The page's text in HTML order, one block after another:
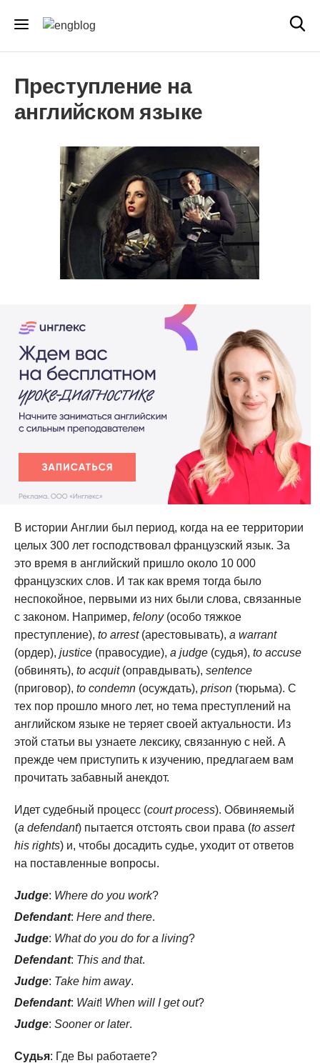
Преступление на
английском языке
В истории Англии был период, когда на ее территории
целых 300 лет господствовал французский язык. За
это время в английский пришло около 10 000
французских слов. И так как время тогда было
неспокойное, первыми из них были слова, связанные
с законом. Например, felony(особо тяжкое
преступление), to arrest(арестовывать), а warrant
(ордер), justice (правосудие), a judge (судья), to accuse
(обвинять), to acquit(оправдывать), sentence
(приговор), to condemn (осуждать), prison (тюрьма). С
тех пор прошло много лет, но тема преступлений на
английском языке не теряет своей актуальности. Из
этой статьи вы узнаете лексику, связанную с ней. А
прежде чем приступить к изучению, предлагаем вам
прочитать забавный анекдот.
Идет судебный процесс (court process). Обвиняемый
(a defendant) пытается отстоять свои права (to assert
his rights) и, чтобы досадить судье, уходит от ответов
на поставленные вопросы.
Judge: Where do you work?
Defendant: Here and there.
Judge: What do you do for a living?
Defendant: This and that.
Judge: Take him away.
Defendant: Wait! When will I get out?
Judge: Sooner or later.
Судья: Где Вы работаете?